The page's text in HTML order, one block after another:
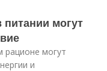
могут
рационе могут
и